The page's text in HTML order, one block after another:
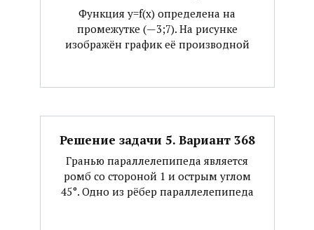
Функция y=f(x) определена на
промежутке (—3;7). На рисунке
изображён график её производной
Решение задачи 5. Вариант 368
Гранью параллелепипеда является
ромб со стороной 1 и острым углом
45°. Одно из рёбер параллелепипеда